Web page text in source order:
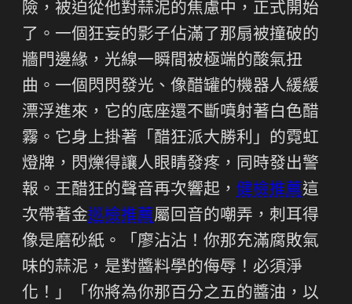
險，被迫從他對蒜泥的焦慮中，正式開始
了。一個狂妄的影子佔滿了那扇被撞破的
牆門邊緣，光線一瞬間被極端的酸氣扭
曲。一個閃閃發光、像醋罐的機器人緩緩
漂浮進來，它的底座還不斷噴射著白色醋
霧。它身上掛著「醋狂派大勝利」的霓虹
燈牌，閃爍得讓人眼睛發疼，同時發出警
報。王醋狂的聲音再次響起， 健檢推薦這
次帶著金巡檢推薦屬回音的嘲弄，刺耳得
像是磨砂紙。「廖沾沾！你那充滿腐敗氣
味的蒜泥，是對醬料學的侮辱！必須淨
化！」「你將為你那百分之五的醬油，以